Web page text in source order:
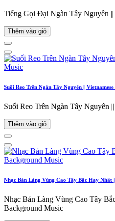
Tiếng Gọi Đại Ngàn Tây Nguyên
Thêm vào giỏ
Suối Reo Trên Ngàn Tây Nguyên ||
Suối Reo Trên Ngàn Tây Nguyên
Thêm vào giỏ
Nhạc Bản Làng Vùng Cao Tây Bắc Hay Nhất
Nhạc Bản Làng Vùng Cao Tây
Background Music